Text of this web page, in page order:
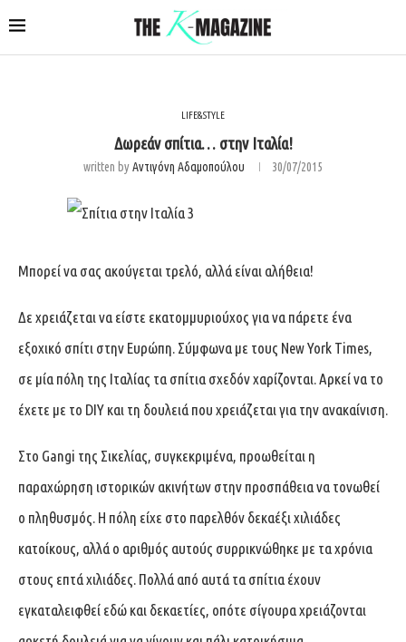
LIFE&STYLE
Δωρεάν σπίτια… στην Ιταλία!
written byΑντιγόνη Αδαμοπούλου 30/07/2015
Μπορεί να σας ακούγεται τρελό, αλλά είναι αλήθεια!
Δε χρειάζεται να είστε εκατομμυριούχος για να πάρετε ένα
εξοχικό σπίτι στην Ευρώπη. Σύμφωνα με τους New York Times,
σε μία πόλη της Ιταλίας τα σπίτια σχεδόν χαρίζονται. Αρκεί να το
έχετε με το DIY και τη δουλειά που χρειάζεται για την ανακαίνιση.
Στο Gangi της Σικελίας, συγκεκριμένα, προωθείται η
παραχώρηση ιστορικών ακινήτων στην προσπάθεια να τονωθεί
ο πληθυσμός. Η πόλη είχε στο παρελθόν δεκαέξι χιλιάδες
κατοίκους, αλλά ο αριθμός αυτούς συρρικνώθηκε με τα χρόνια
στους επτά χιλιάδες. Πολλά από αυτά τα σπίτια έχουν
εγκαταλειφθεί εδώ και δεκαετίες, οπότε σίγουρα χρειάζονται